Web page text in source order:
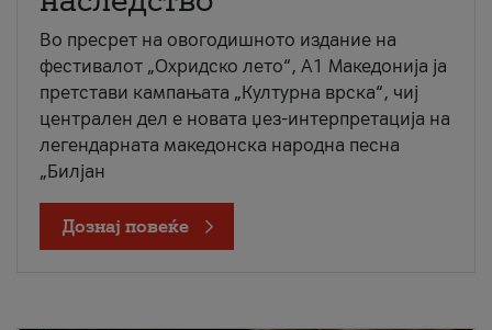
Во пресрет на овогодишното издание на
фестивалот „Охридско лето“, А1 Македонија ја
претстави кампањата „Културна врска“, чиј
централен дел е новата џез-интерпретација на
легендарната македонска народна песна
„Билјан
Дознај повеќе